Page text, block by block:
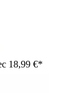
18,99 €*